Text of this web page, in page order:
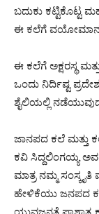
ಬದುಕು ಕಟ್ಟಿಕೊಟ್ಟ
ಈ ಕಲೆಗೆ
ಈ ಕಲೆಗೆ ಅಕ್ಷರಸ್ಥ
ಒಂದು ನಿರ್ದಿಷ್ಟ
ಶೈಲಿಯಲ್ಲಿ
ಜಾನಪದ ಕಲೆ ಮತ್ತು
ಕವಿ ಸಿದ್ದಲಿಂಗಯ್ಯ
ಮಾತ್ರ ನಮ್ಮ
ಹೇಳಿಕೆಯು ಜನಪದ